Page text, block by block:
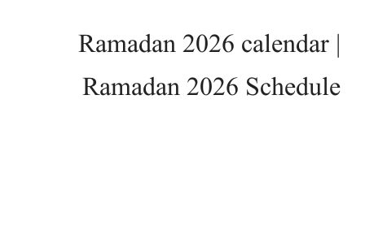
Ramadan 2026 calendar |
Ramadan 2026 Schedule